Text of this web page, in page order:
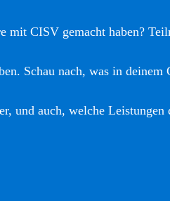
mit CISV gemacht haben?
Schau nach, was in
und auch, welche Leistungen